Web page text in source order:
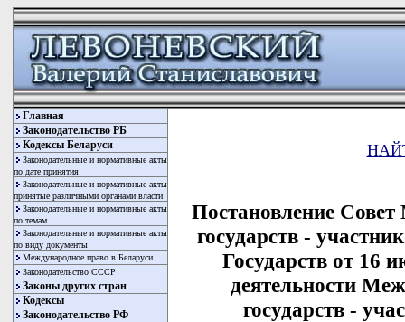
Главная
Законодательство РБ
Кодексы Беларуси
Законодательные и нормативные акты
по дате принятия
Законодательные и нормативные акты
принятые различными органами власти
Законодательные и нормативные акты
по темам
Законодательные и нормативные акты
по виду документы
Международное право в Беларуси
Законодательство СССР
Законы других стран
Кодексы
Законодательство РФ
Постановление
государств -
Государств от 16
деятельности
государств -